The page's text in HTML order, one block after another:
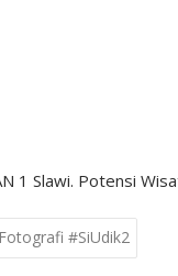
1 Slawi. Potensi
#SiUdik2